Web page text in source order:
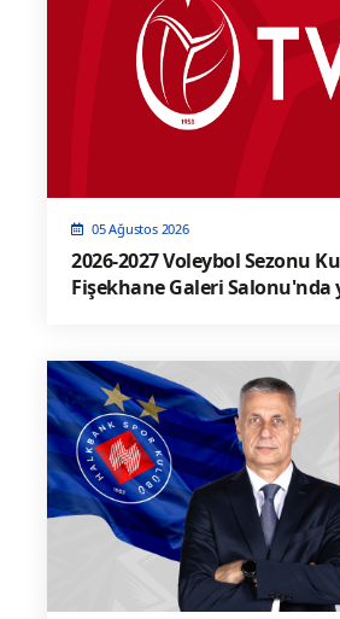
05 Ağustos 2026
2026-2027 Voleybol Sezonu
Fişekhane Galeri Salonu'nda